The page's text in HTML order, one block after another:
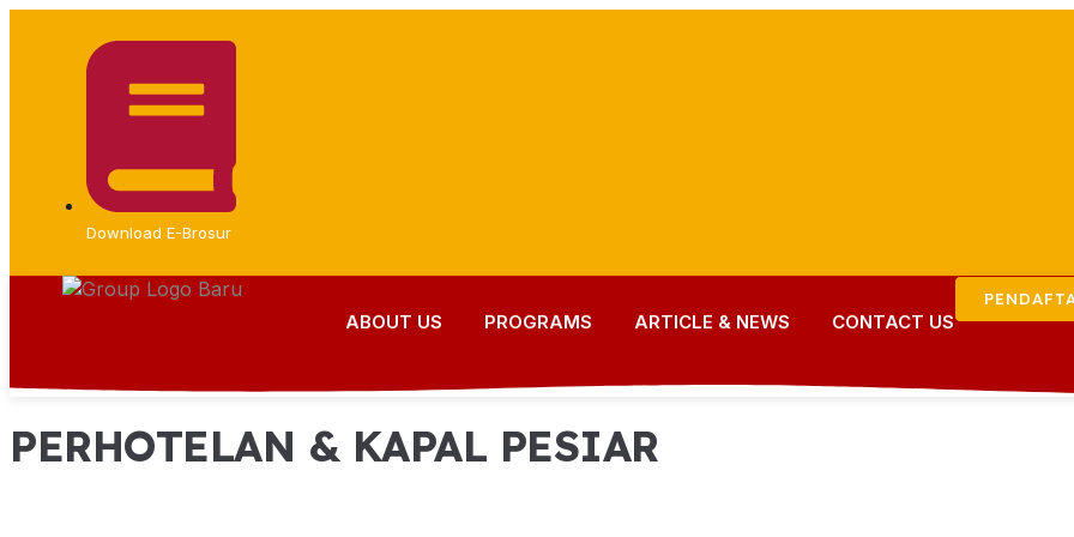
Download E-Brosur
ABOUT US PROGRAMS ARTICLE & NEWS CONTACT US
PERHOTELAN & KAPAL PESIAR